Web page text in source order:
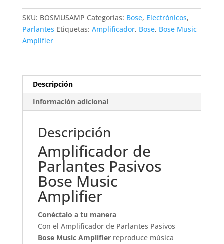
Music
Amplifier
cantidad
SKU: BOSMUSAMP Categorías: Bose, Electrónicos,
Parlantes Etiquetas: Amplificador, Bose, Bose Music
Amplifier
Descripción
Información adicional
Descripción
Amplificador de
Parlantes Pasivos
Bose Music
Amplifier
Conéctalo a tu manera
Con el Amplificador de Parlantes Pasivos
Bose Music Amplifierreproduce música